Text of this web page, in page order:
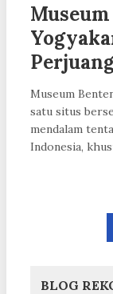
Museum
satu situs
mendalam
Indonesia,
BLOG